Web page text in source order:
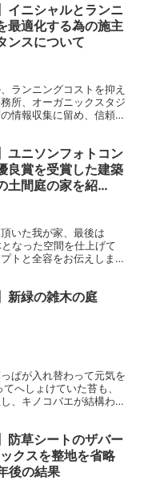
イニシャルとランニ
最適化する為の施主
ンスについて
ランニングコストを抑え
所、オーガニックスタジ
情報収集に留め、信頼で
ユニソンフォトコン
良賞を受賞した建築
土間庭の家を紹
いた我が家、最後は
なった空間を仕上げて
トと全容をお伝えしま
新緑の雑木の庭
ぱが入れ替わって元気を
へしょけていた苔も、
、キノコバエが結構わい
防草シートのザバー
クスを整地を省略
後の結果